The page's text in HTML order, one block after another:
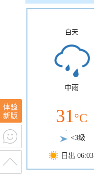
白天
中雨
31°C
<3级
日出 06:03